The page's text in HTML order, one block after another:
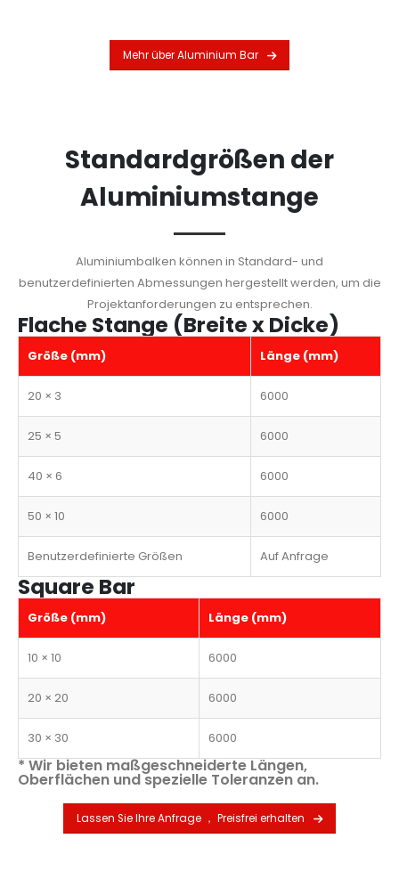
Mehr über Aluminium Bar
Standardgrößen der
Aluminiumstange
Aluminiumbalken können in Standard- und
benutzerdefinierten Abmessungen hergestellt werden, um die
Projektanforderungen zu entsprechen.
Flache Stange (Breite x Dicke)
Größe (mm) Länge (mm)
20 × 3 6000
25 × 5 6000
40 × 6 6000
50 × 10 6000
Benutzerdefinierte Größen Auf Anfrage
Square Bar
Größe (mm) Länge (mm)
10 × 10 6000
20 × 20 6000
30 × 30 6000
* Wir bieten maßgeschneiderte Längen,
Oberflächen und spezielle Toleranzen an.
Lassen Sie Ihre Anfrage ， Preisfrei erhalten